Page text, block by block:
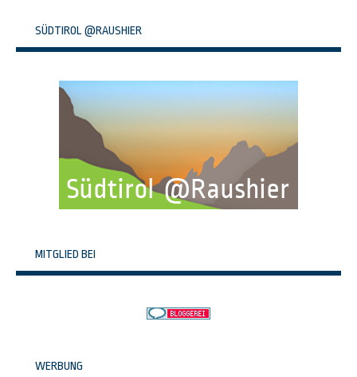
SÜDTIROL @RAUSHIER
MITGLIED BEI
WERBUNG